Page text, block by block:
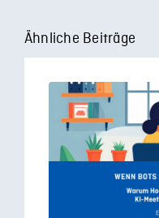
Ähnliche Beiträge